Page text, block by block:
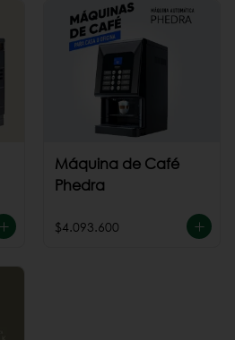
Máquina de Café
Phedra
$4.093.600